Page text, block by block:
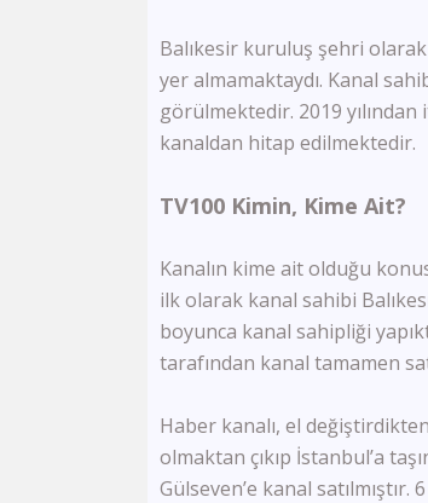
Balıkesir kuruluş şehri
yer almamaktaydı. Kanal
görülmektedir. 2019
kanaldan hitap edilmektedir.
TV100 Kimin, Kime Ait?
Kanalın kime ait olduğu
ilk olarak kanal sahibi
boyunca kanal sahipliği
tarafından kanal tamamen
Haber kanalı, el
olmaktan çıkıp İstanbul’a
Gülseven’e kanal